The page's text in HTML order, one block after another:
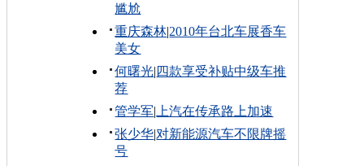
尴尬
重庆森林|2010年台北车展香车
美女
何曙光| 四款享受补贴中级车推
荐
管学军| 上汽在传承路上加速
张少华|对新能源汽车不限牌摇
号